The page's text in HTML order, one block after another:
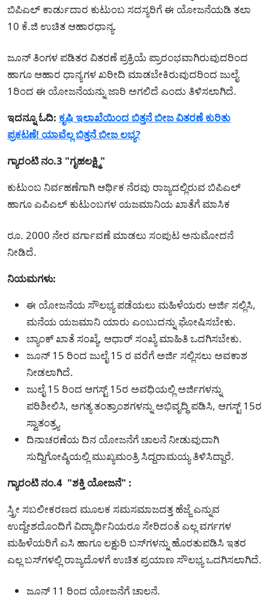
ಬಿಪಿಎಲ್ ಕಾರ್ಡುದಾರ ಕುಟುಂಬ ಸದಸ್ಯರಿಗೆ ಈ ಯೋಜನೆಯಡಿ ತಲಾ
10 ಕೆ.ಜಿ ಉಚಿತ ಆಹಾರಧಾನ್ಯ.
ಜೂನ್ ತಿಂಗಳ ಪಡಿತರ ವಿತರಣೆ ಪ್ರಕ್ರಿಯೆ ಪ್ರಾರಂಭವಾಗಿರುವುದರಿಂದ
ಹಾಗೂ ಆಹಾರ ಧಾನ್ಯಗಳ ಖರೀದಿ ಮಾಡಬೇಕಿರುವುದರಿಂದ ಜುಲೈ
1ರಿಂದ ಈ ಯೋಜನೆಯನ್ನು ಜಾರಿ ಅಗಲಿದೆ ಎಂದು ತಿಳಿಸಲಾಗಿದೆ.
ಇದನ್ನೂ ಓದಿ: ಕೃಷಿ ಇಲಾಖೆಯಿಂದ ಬಿತ್ತನೆ ಬೀಜ ವಿತರಣೆ ಕುರಿತು
ಪ್ರಕಟಣೆ! ಯಾವೆಲ್ಲ ಬಿತ್ತನೆ ಬೀಜ ಲಭ್ಯ?
ಗ್ಯಾರಂಟಿ ನಂ.3 "ಗೃಹಲಕ್ಷ್ಮಿ"
ಕುಟುಂಬ ನಿರ್ವಹಣೆಗಾಗಿ ಆರ್ಥಿಕ ನೆರವು ರಾಜ್ಯದಲ್ಲಿರುವ ಬಿಪಿಎಲ್
ಹಾಗೂ ಎಪಿಎಲ್ ಕುಟುಂಬಗಳ ಯಜಮಾನಿಯ ಖಾತೆಗೆ ಮಾಸಿಕ
ರೂ. 2000 ನೇರ ವರ್ಗಾವಣೆ ಮಾಡಲು ಸಂಪುಟ ಅನುಮೋದನೆ
ನೀಡಿದೆ.
ನಿಯಮಗಳು:
ಈ ಯೋಜನೆಯ ಸೌಲಭ್ಯ ಪಡೆಯಲು ಮಹಿಳೆಯರು ಅರ್ಜಿ ಸಲ್ಲಿಸಿ,
ಮನೆಯ ಯಜಮಾನಿ ಯಾರು ಎಂಬುದನ್ನು ಘೋಷಿಸಬೇಕು.
ಬ್ಯಾಂಕ್ ಖಾತೆ ಸಂಖ್ಯೆ, ಆಧಾರ್ ಸಂಖ್ಯೆ ಮಾಹಿತಿ ಒದಗಿಸಬೇಕು.
ಜೂನ್ 15 ರಿಂದ ಜುಲೈ 15 ರ ವರೆಗೆ ಅರ್ಜಿ ಸಲ್ಲಿಸಲು ಅವಕಾಶ
ನೀಡಲಾಗಿದೆ.
ಜುಲೈ 15 ರಿಂದ ಆಗಸ್ಟ್ 15ರ ಅವಧಿಯಲ್ಲಿ ಅರ್ಜಿಗಳನ್ನು
ಪರಿಶೀಲಿಸಿ, ಅಗತ್ಯ ತಂತ್ರಾಂಶಗಳನ್ನು ಅಭಿವೃದ್ಧಿ ಪಡಿಸಿ, ಆಗಸ್ಟ್ 15ರ
ಸ್ವಾತಂತ್ರ್ಯ
ದಿನಾಚರಣೆಯ ದಿನ ಯೋಜನೆಗೆ ಚಾಲನೆ ನೀಡುವುದಾಗಿ
ಸುದ್ದಿಗೋಷ್ಠಿಯಲ್ಲಿ ಮುಖ್ಯಮಂತ್ರಿ ಸಿದ್ದರಾಮಯ್ಯ ತಿಳಿಸಿದ್ದಾರೆ.
ಗ್ಯಾರಂಟಿ ನಂ.4 "ಶಕ್ತಿ ಯೋಜನೆ" :
ಸ್ತ್ರೀ ಸಬಲೀಕರಣದ ಮೂಲಕ ಸಮಸಮಾಜದತ್ತ ಹೆಜ್ಜೆ ಎನ್ನುವ
ಉದ್ದೇಶದೊಂದಿಗೆ ವಿದ್ಯಾರ್ಥಿನಿಯರೂ ಸೇರಿದಂತೆ ಎಲ್ಲ ವರ್ಗಗಳ
ಮಹಿಳೆಯರಿಗೆ ಎಸಿ ಹಾಗೂ ಲಕ್ಷುರಿ ಬಸ್‌ಗಳನ್ನು ಹೊರತುಪಡಿಸಿ ಇತರ
ಎಲ್ಲ ಬಸ್‌ಗಳಲ್ಲಿ ರಾಜ್ಯದೊಳಗೆ ಉಚಿತ ಪ್ರಯಾಣ ಸೌಲಭ್ಯ ಒದಗಿಸಲಾಗಿದೆ.
ಜೂನ್ 11 ರಿಂದ ಯೋಜನೆಗೆ ಚಾಲನೆ.